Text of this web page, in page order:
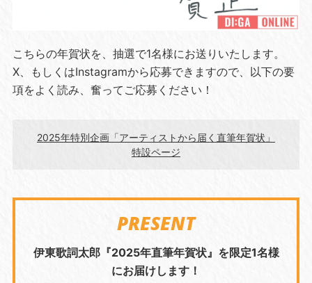
こちらの年賀状を、抽選で1名様にお送りいたします。
X、もしくはInstagramから応募できますので、以下の要
項をよく読み、奮ってご応募ください！
2025年特別企画「アーティストから届く直筆年賀状」
特設ページ
PRESENT
伊東歌詞太郎『2025年直筆年賀状』を限定1名様
にお届けします！